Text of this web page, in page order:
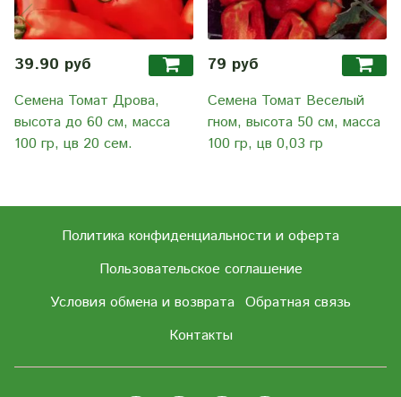
39.90 руб
Семена Томат Дрова,
высота до 60 см, масса
100 гр, цв 20 сем.
79 руб
Семена Томат Веселый
гном, высота 50 см, масса
100 гр, цв 0,03 гр
Политика конфиденциальности и оферта
Пользовательское соглашение
Условия обмена и возврата Обратная связь
Контакты